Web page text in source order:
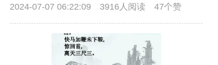
2024-07-07 06:22:09
3916人阅读 47个赞